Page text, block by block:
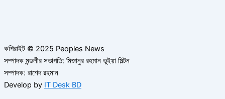
কপিরাইট © 2025 Peoples News
সম্পাদক মন্ডলীর সভাপতি: মিজানুর রহমান ভুইয়া মিল্টন
সম্পাদক: রাশেদ রহমান
Develop by IT Desk BD